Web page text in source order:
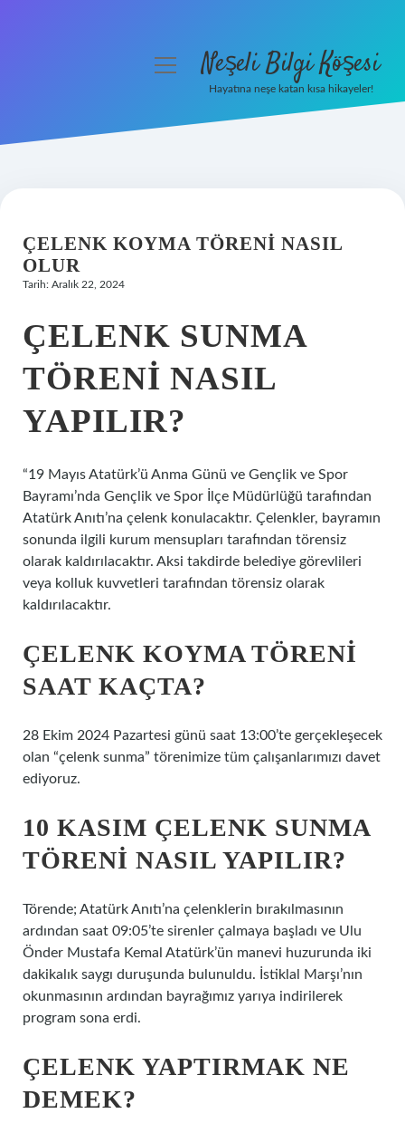
Hakkımızda
menüyüNeşeli Bilgi Köşesi
Hayatına neşe katan kısa hikayeler!
ÇELENK KOYMA TÖRENI NASIL
OLUR
Tarih: Aralık 22, 2024
ÇELENK SUNMA
TÖRENI NASIL
YAPILIR?
“19 Mayıs Atatürk’ü Anma Günü ve Gençlik ve Spor
Bayramı’nda Gençlik ve Spor İlçe Müdürlüğü tarafından
Atatürk Anıtı’na çelenk konulacaktır. Çelenkler, bayramın
sonunda ilgili kurum mensupları tarafından törensiz
olarak kaldırılacaktır. Aksi takdirde belediye görevlileri
veya kolluk kuvvetleri tarafından törensiz olarak
kaldırılacaktır.
ÇELENK KOYMA TÖRENI
SAAT KAÇTA?
28 Ekim 2024 Pazartesi günü saat 13:00’te gerçekleşecek
olan “çelenk sunma” törenimize tüm çalışanlarımızı davet
ediyoruz.
10 KASIM ÇELENK SUNMA
TÖRENI NASIL YAPILIR?
Törende; Atatürk Anıtı’na çelenklerin bırakılmasının
ardından saat 09:05’te sirenler çalmaya başladı ve Ulu
Önder Mustafa Kemal Atatürk’ün manevi huzurunda iki
dakikalık saygı duruşunda bulunuldu. İstiklal Marşı’nın
okunmasının ardından bayrağımız yarıya indirilerek
program sona erdi.
ÇELENK YAPTIRMAK NE
DEMEK?